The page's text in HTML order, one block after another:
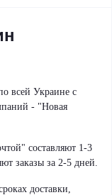
всей Украине с
- "Новая
составляют 1-3
заказы за 2-5 дней.
доставки,